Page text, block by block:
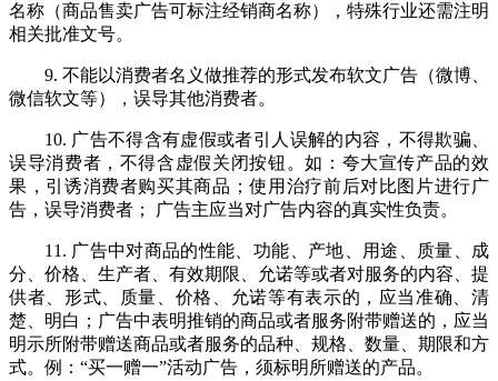
名称（商品售卖广告可标注经销商名称），特殊行业还需注明
相关批准文号。
9. 不能以消费者名义做推荐的形式发布软文广告（微博、
微信软文等），误导其他消费者。
10. 广告不得含有虚假或者引人误解的内容，不得欺骗、
误导消费者，不得含虚假关闭按钮。如：夸大宣传产品的效
果，引诱消费者购买其商品；使用治疗前后对比图片进行广
告，误导消费者； 广告主应当对广告内容的真实性负责。
11. 广告中对商品的性能、功能、产地、用途、质量、成
分、价格、生产者、有效期限、允诺等或者对服务的内容、提
供者、形式、质量、价格、允诺等有表示的，应当准确、清
楚、明白；广告中表明推销的商品或者服务附带赠送的，应当
明示所附带赠送商品或者服务的品种、规格、数量、期限和方
式。例：“买一赠一”活动广告，须标明所赠送的产品。